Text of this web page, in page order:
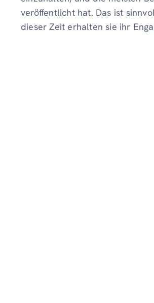
veröffentlicht hat. Das ist
dieser Zeit erhalten sie ihr